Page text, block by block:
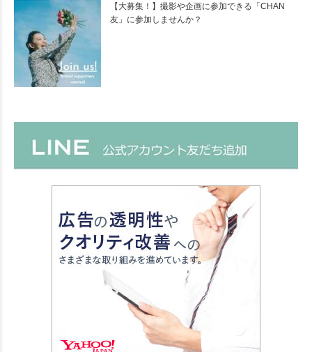
【大募集！】撮影や企画に参加できる「CHAN
友」に参加しませんか？